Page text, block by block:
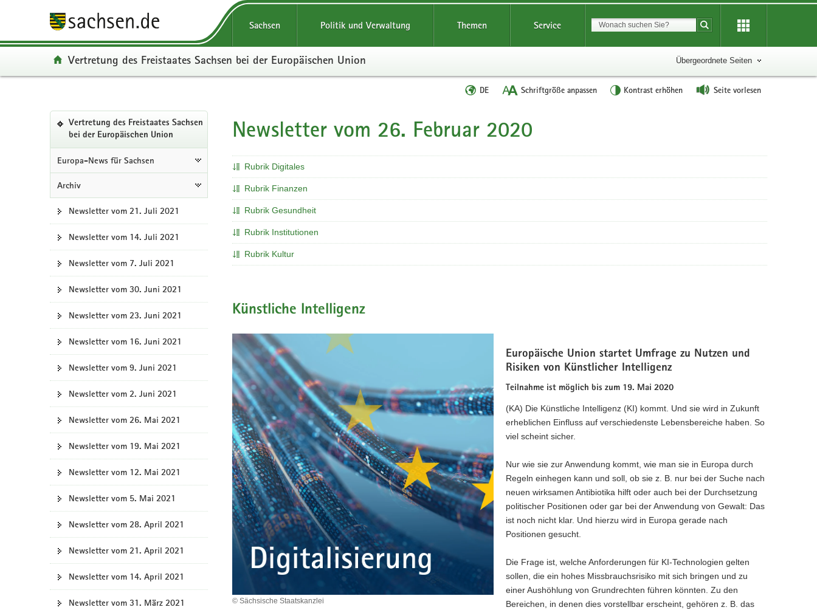
t
l
t
l
p
i
t
r
Portalübergreifende
Navigation
Sachsen Politik und Verwaltung Themen Service Suchbegriff
Suche starten
Portal:
Vertretung des Freistaates Sachsen bei der Europäischen Union Übergeordnete Seiten
DESprache Schriftgröße anpassen Kontrast erhöhen Seite vorlesen
Portalnavigation
Vertretung des Freistaates Sachsen
bei der Europäischen Union
eigenes
Portal
wechseln)
Europa-News für Sachsen
Archiv
Newsletter vom 21. Juli 2021
Newsletter vom 14. Juli 2021
Newsletter vom 7. Juli 2021
Newsletter vom 30. Juni 2021
Newsletter vom 23. Juni 2021
Newsletter vom 16. Juni 2021
Newsletter vom 9. Juni 2021
Newsletter vom 2. Juni 2021
Newsletter vom 26. Mai 2021
Newsletter vom 19. Mai 2021
Newsletter vom 12. Mai 2021
Newsletter vom 5. Mai 2021
Newsletter vom 28. April 2021
Newsletter vom 21. April 2021
Newsletter vom 14. April 2021
Newsletter vom 31. März 2021
Hauptinhalt
Newsletter vom 26. Februar 2020
Rubrik Digitales
Rubrik Finanzen
Rubrik Gesundheit
Rubrik Institutionen
Rubrik Kultur
Künstliche Intelligenz
© Sächsische Staatskanzlei
Europäische Union startet Umfrage zu Nutzen und
Risiken von Künstlicher Intelligenz
Teilnahme ist möglich bis zum 19. Mai 2020
(KA) Die Künstliche Intelligenz (KI) kommt. Und sie wird in Zukunft
erheblichen Einfluss auf verschiedenste Lebensbereiche haben. So
viel scheint sicher.
Nur wie sie zur Anwendung kommt, wie man sie in Europa durch
Regeln einhegen kann und soll, ob sie z. B. nur bei der Suche nach
neuen wirksamen Antibiotika hilft oder auch bei der Durchsetzung
politischer Positionen oder gar bei der Anwendung von Gewalt: Das
ist noch nicht klar. Und hierzu wird in Europa gerade nach
Positionen gesucht.
Die Frage ist, welche Anforderungen für KI-Technologien gelten
sollen, die ein hohes Missbrauchsrisiko mit sich bringen und zu
einer Aushöhlung von Grundrechten führen könnten. Zu den
Bereichen, in denen dies vorstellbar erscheint, gehören z. B. das